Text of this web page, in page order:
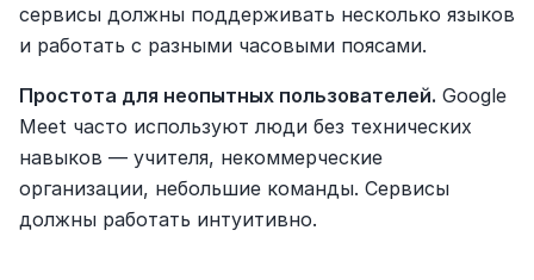
сервисы должны поддерживать несколько языков
и работать с разными часовыми поясами.
Простота для неопытных пользователей. Google
Meet часто используют люди без технических
навыков — учителя, некоммерческие
организации, небольшие команды. Сервисы
должны работать интуитивно.